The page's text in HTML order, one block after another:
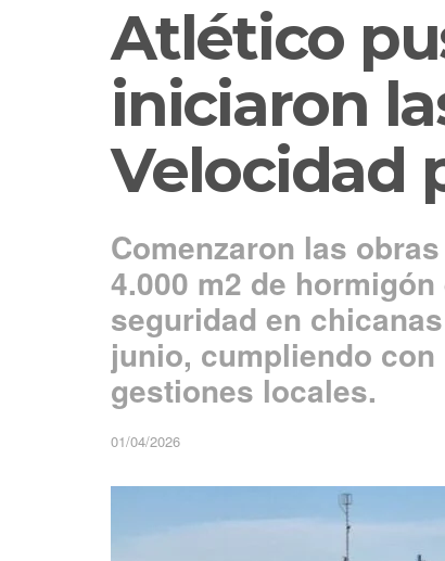
Atlético
iniciaron
Velocidad
Comenzaron las
4.000 m2 de
seguridad en
junio, cumpliendo
gestiones locales.
01/04/2026